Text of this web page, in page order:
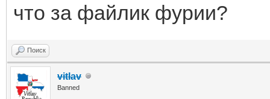
что за файлик фурии?
Поиск
vitlav
Banned